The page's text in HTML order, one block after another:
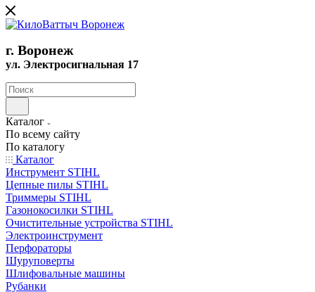
г. Воронеж
ул. Электросигнальная 17
Каталог
По всему сайту
По каталогу
Каталог
Инструмент STIHL
Цепные пилы STIHL
Триммеры STIHL
Газонокосилки STIHL
Очистительные устройства STIHL
Электроинструмент
Перфораторы
Шуруповерты
Шлифовальные машины
Рубанки